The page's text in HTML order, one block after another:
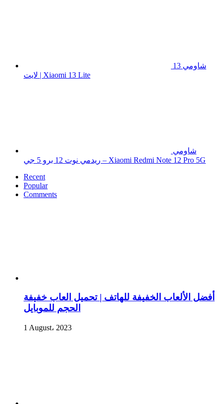
شاومي 13
لايت | Xiaomi 13 Lite
شاومي
ريدمي نوت 12 برو 5 جي – Xiaomi Redmi Note 12 Pro 5G
Recent
Popular
Comments
أفضل الألعاب الخفيفة للهاتف | تحميل العاب خفيفة
الحجم للموبايل
1 August، 2023